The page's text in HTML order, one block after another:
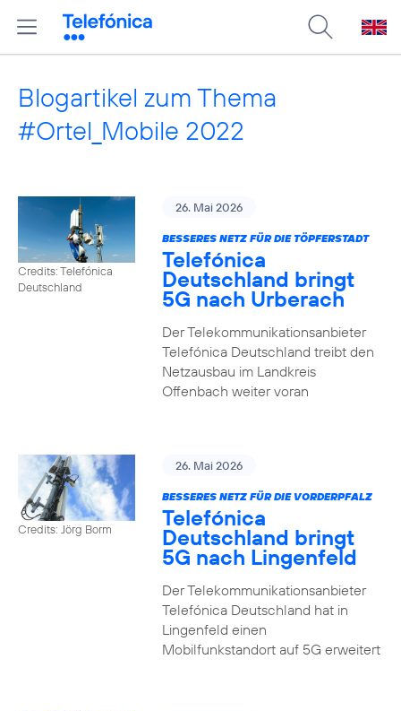
Blogartikel zum Thema
#Ortel_Mobile 2022
Credits: Telefónica
Deutschland
26. Mai 2026
BESSERES NETZ FÜR DIE TÖPFERSTADT
Telefónica
Deutschland bringt
5G nach Urberach
Der Telekommunikationsanbieter
Telefónica Deutschland treibt den
Netzausbau im Landkreis
Offenbach weiter voran
Credits: Jörg Borm
26. Mai 2026
BESSERES NETZ FÜR DIE VORDERPFALZ
Telefónica
Deutschland bringt
5G nach Lingenfeld
Der Telekommunikationsanbieter
Telefónica Deutschland hat in
Lingenfeld einen
Mobilfunkstandort auf 5G erweitert